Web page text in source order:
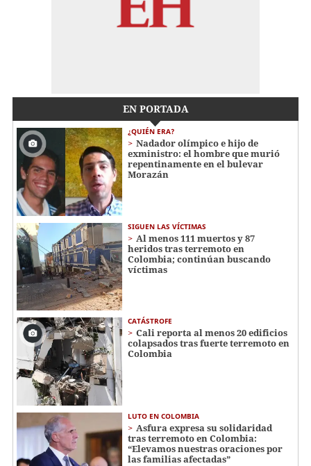
EN PORTADA
¿QUIÉN ERA?
Nadador olímpico e hijo de
exministro: el hombre que murió
repentinamente en el bulevar
Morazán
SIGUEN LAS VÍCTIMAS
Al menos 111 muertos y 87
heridos tras terremoto en
Colombia; continúan buscando
víctimas
CATÁSTROFE
Cali reporta al menos 20 edificios
colapsados tras fuerte terremoto en
Colombia
LUTO EN COLOMBIA
Asfura expresa su solidaridad
tras terremoto en Colombia:
“Elevamos nuestras oraciones por
las familias afectadas”